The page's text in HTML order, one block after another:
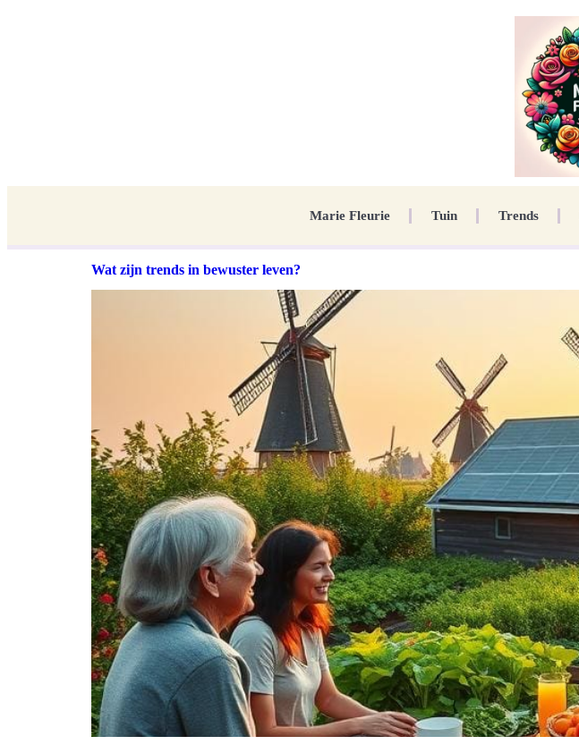
Marie Fleurie Tuin Trends
Wat zijn trends in bewuster leven?